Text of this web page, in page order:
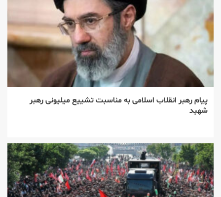
پیام رهبر انقلاب اسلامی به مناسبت تشییع میلیونی رهبر
شهید